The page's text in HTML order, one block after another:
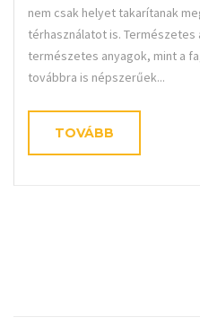
nem csak helyet takarítanak
térhasználatot is. Természetes
természetes anyagok, mint a
továbbra is népszerűek...
TOVÁBB